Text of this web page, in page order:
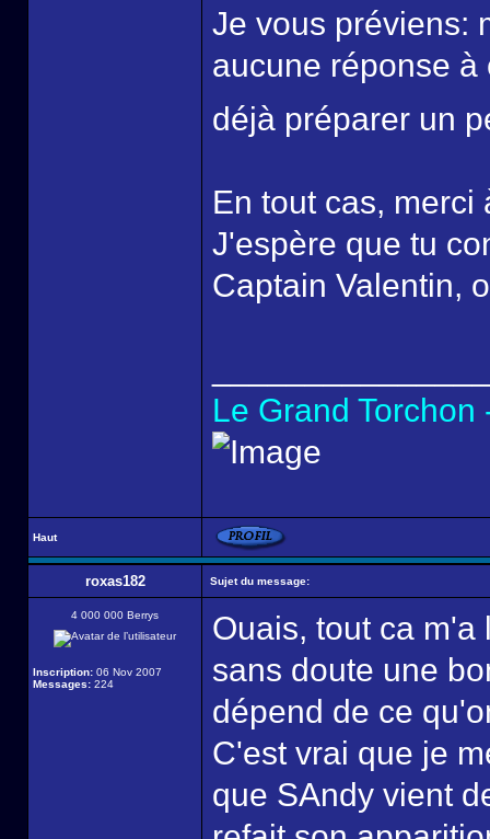
Je vous préviens:
aucune réponse
déjà préparer un
En tout cas, merci
J'espère que tu
Captain Valentin,
Le Grand
Haut
roxas182 Sujet du message:
4 000 000 Berrys
Inscription: 06 Nov 2007
Messages: 224
Ouais, tout ca
sans doute une
dépend de ce
C'est vrai que je
que SAndy vient